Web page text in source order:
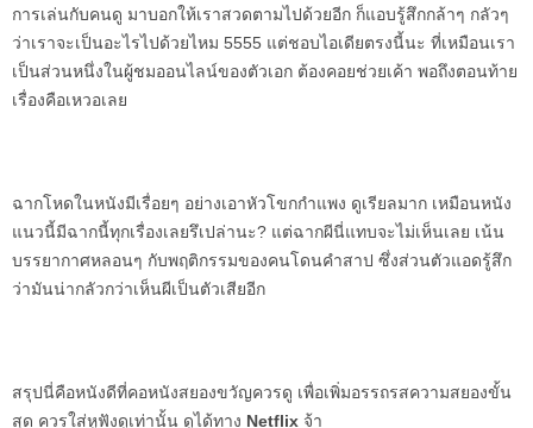
การเล่นกับคนดู มาบอกให้เราสวดตามไปด้วยอีก ก็แอบรู้สึกกล้าๆ กลัวๆ
ว่าเราจะเป็นอะไรไปด้วยไหม 5555 แต่ชอบไอเดียตรงนี้นะ ที่เหมือนเรา
เป็นส่วนหนึ่งในผู้ชมออนไลน์ของตัวเอก ต้องคอยช่วยเค้า พอถึงตอนท้าย
เรื่องคือเหวอเลย
ฉากโหดในหนังมีเรื่อยๆ อย่างเอาหัวโขกกำแพง ดูเรียลมาก เหมือนหนัง
แนวนี้มีฉากนี้ทุกเรื่องเลยรึเปล่านะ? แต่ฉากผีนี่แทบจะไม่เห็นเลย เน้น
บรรยากาศหลอนๆ กับพฤติกรรมของคนโดนคำสาป ซึ่งส่วนตัวแอดรู้สึก
ว่ามันน่ากลัวกว่าเห็นผีเป็นตัวเสียอีก
สรุปนี่คือหนังดีที่คอหนังสยองขวัญควรดู เพื่อเพิ่มอรรถรสความสยองขั้น
สุด ควรใส่หูฟังดูเท่านั้น ดูได้ทาง Netflix จ้า